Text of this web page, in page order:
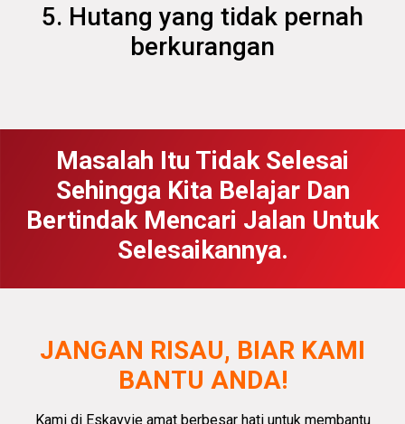
5. Hutang yang tidak pernah
berkurangan
Masalah Itu Tidak Selesai
Sehingga Kita Belajar Dan
Bertindak Mencari Jalan Untuk
Selesaikannya.
JANGAN RISAU, BIAR KAMI
BANTU ANDA!
Kami di Eskayvie amat berbesar hati untuk membantu